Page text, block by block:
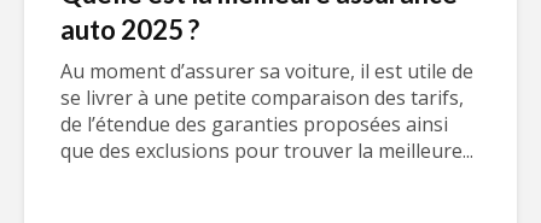
auto 2025 ?
Au moment d’assurer sa voiture, il est utile de
se livrer à une petite comparaison des tarifs,
de l’étendue des garanties proposées ainsi
que des exclusions pour trouver la meilleure...